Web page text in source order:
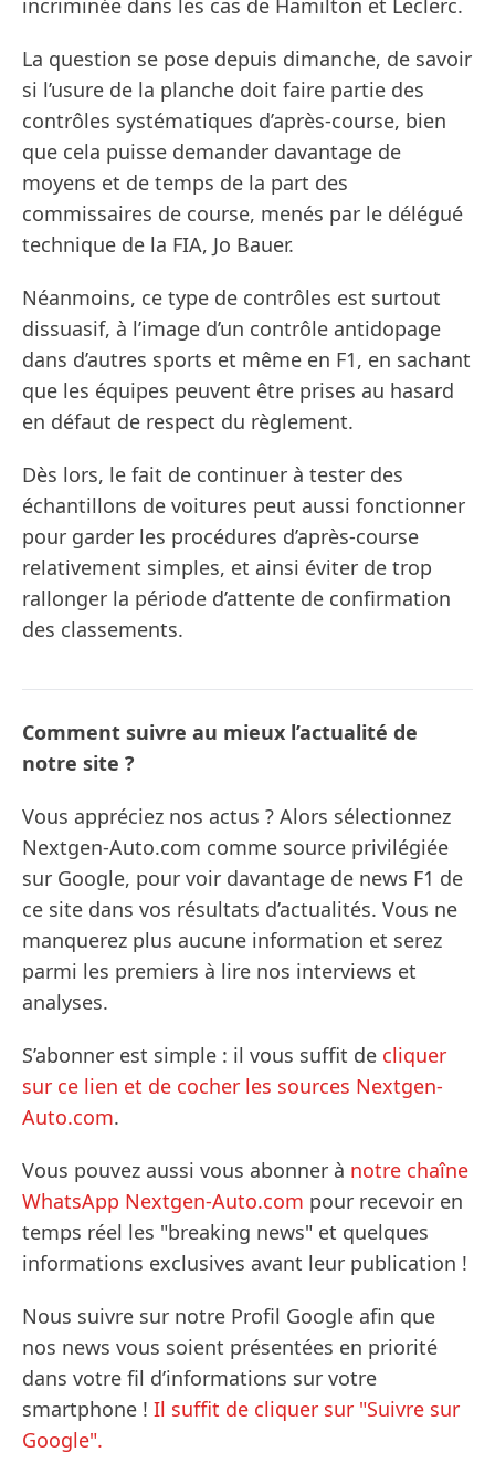
incriminée dans les cas de Hamilton et Leclerc.
La question se pose depuis dimanche, de savoir
si l’usure de la planche doit faire partie des
contrôles systématiques d’après-course, bien
que cela puisse demander davantage de
moyens et de temps de la part des
commissaires de course, menés par le délégué
technique de la FIA, Jo Bauer.
Néanmoins, ce type de contrôles est surtout
dissuasif, à l’image d’un contrôle antidopage
dans d’autres sports et même en F1, en sachant
que les équipes peuvent être prises au hasard
en défaut de respect du règlement.
Dès lors, le fait de continuer à tester des
échantillons de voitures peut aussi fonctionner
pour garder les procédures d’après-course
relativement simples, et ainsi éviter de trop
rallonger la période d’attente de confirmation
des classements.
Comment suivre au mieux l’actualité de
notre site ?
Vous appréciez nos actus ? Alors sélectionnez
Nextgen-Auto.com comme source privilégiée
sur Google, pour voir davantage de news F1 de
ce site dans vos résultats d’actualités. Vous ne
manquerez plus aucune information et serez
parmi les premiers à lire nos interviews et
analyses.
S’abonner est simple : il vous suffit de cliquer
sur ce lien et de cocher les sources Nextgen-
Auto.com.
Vous pouvez aussi vous abonner à notre chaîne
WhatsApp Nextgen-Auto.com pour recevoir en
temps réel les "breaking news" et quelques
informations exclusives avant leur publication !
Nous suivre sur notre Profil Google afin que
nos news vous soient présentées en priorité
dans votre fil d’informations sur votre
smartphone ! Il suffit de cliquer sur "Suivre sur
Google".